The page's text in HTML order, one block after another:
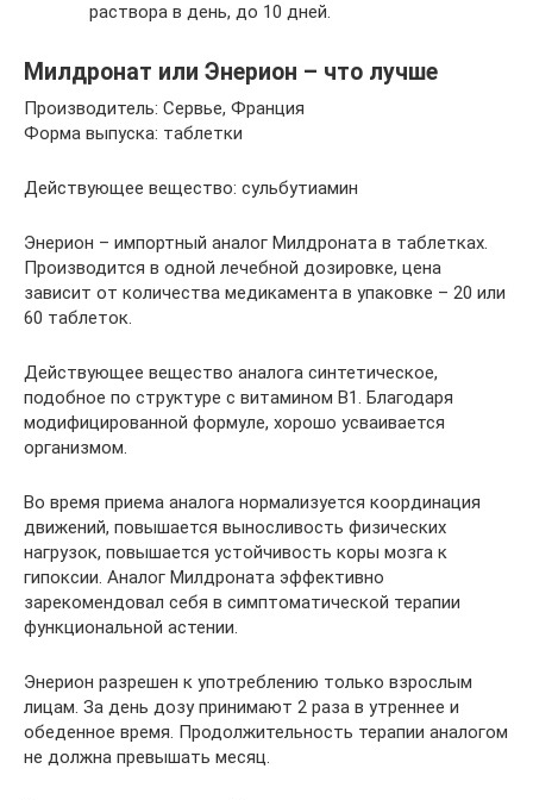
раствора в день, до 10 дней.
Милдронат или Энерион – что лучше
Производитель: Сервье, Франция
Форма выпуска: таблетки
Действующее вещество: сульбутиамин
Энерион – импортный аналог Милдроната в таблетках.
Производится в одной лечебной дозировке, цена
зависит от количества медикамента в упаковке – 20 или
60 таблеток.
Действующее вещество аналога синтетическое,
подобное по структуре с витамином В1. Благодаря
модифицированной формуле, хорошо усваивается
организмом.
Во время приема аналога нормализуется координация
движений, повышается выносливость физических
нагрузок, повышается устойчивость коры мозга к
гипоксии. Аналог Милдроната эффективно
зарекомендовал себя в симптоматической терапии
функциональной астении.
Энерион разрешен к употреблению только взрослым
лицам. За день дозу принимают 2 раза в утреннее и
обеденное время. Продолжительность терапии аналогом
не должна превышать месяц.